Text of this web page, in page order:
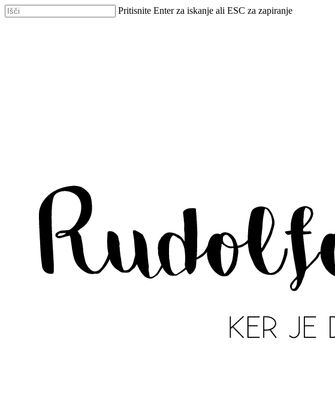
Skip
to
Pritisnite Enter za iskanje ali ESC za zapiranje